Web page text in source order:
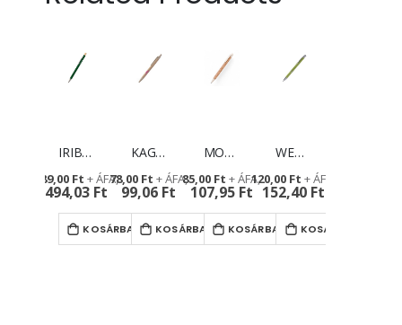
IRIBOO golyóstoll - logózható környezetebarát reklámajándék
494,03 Ft
389,00 Ft
KOSÁRBA TESZ
KAGAX golyóstoll - újrahasznosított papírból
99,06 Ft
78,00 Ft
KOSÁRBA TESZ
MONTADO golyóstoll - logózási lehetőséggel
107,95 Ft
85,00 Ft
KOSÁRBA TESZ
WENNEL golyóstoll - környezetbarát reklámajándék búzaszalmával
152,40 Ft
120,00 Ft
KOSÁRBA TESZ